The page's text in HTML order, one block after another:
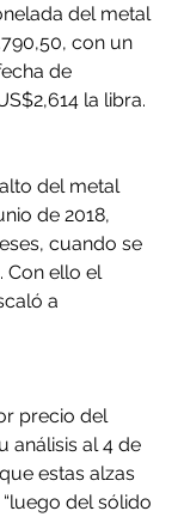
del metal
con un
de
la libra.
del metal
de 2018,
cuando se
Con ello el
a
precio del
análisis al 4 de
estas alzas
del sólido